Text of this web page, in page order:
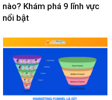
nào? Khám phá 9 lĩnh vực
nổi bật